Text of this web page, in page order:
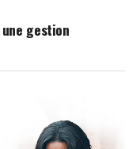
une gestion